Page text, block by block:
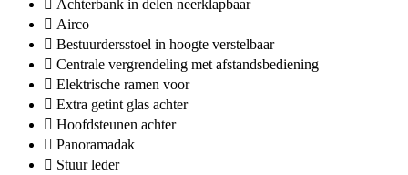
Achterbank in delen neerklapbaar
Airco
Bestuurdersstoel in hoogte verstelbaar
Centrale vergrendeling met afstandsbediening
Elektrische ramen voor
Extra getint glas achter
Hoofdsteunen achter
Panoramadak
Stuur leder